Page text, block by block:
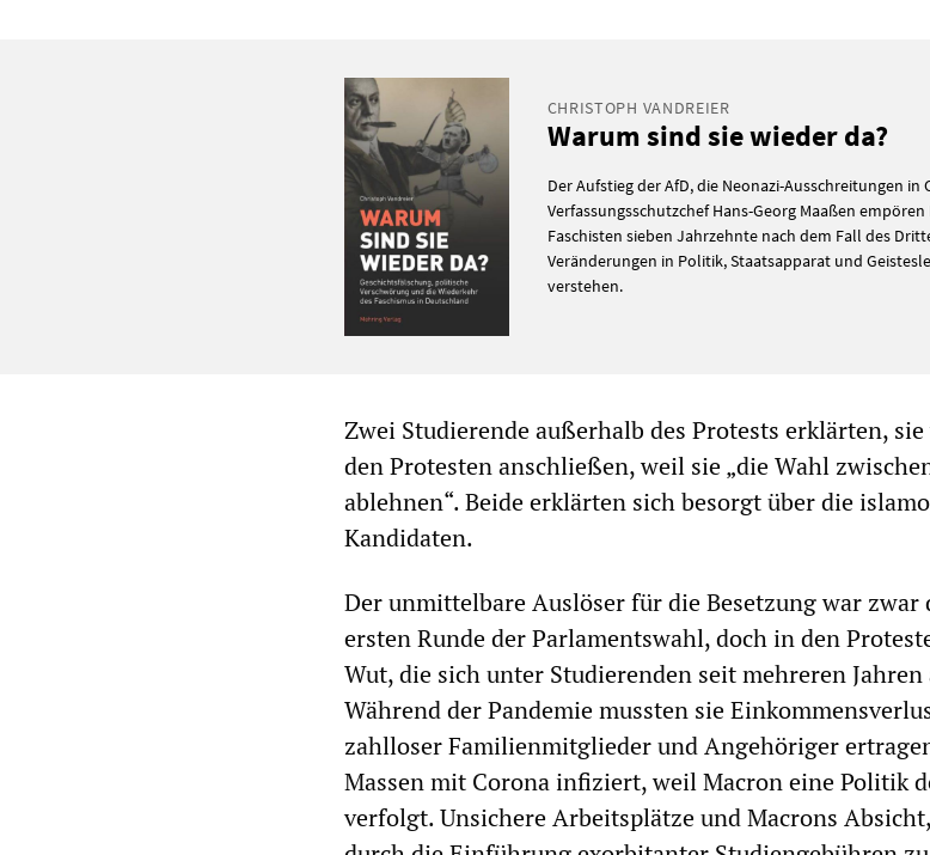
CHRISTOPH VANDREIER
Warum sind sie wieder da?
Der Aufstieg der AfD, die Neonazi-Ausschreitungen
Verfassungsschutzchef Hans-Georg Maaßen
Faschisten sieben Jahrzehnte nach dem Fall des
Veränderungen in Politik, Staatsapparat und
verstehen.
Zwei Studierende außerhalb des Protests erklärten,
den Protesten anschließen, weil sie „die Wahl
ablehnen“. Beide erklärten sich besorgt über die
Kandidaten.
Der unmittelbare Auslöser für die Besetzung war zwar
ersten Runde der Parlamentswahl, doch in den
Wut, die sich unter Studierenden seit mehreren
Während der Pandemie mussten sie
zahlloser Familienmitglieder und Angehöriger
Massen mit Corona infiziert, weil Macron eine Politik
verfolgt. Unsichere Arbeitsplätze und Macrons